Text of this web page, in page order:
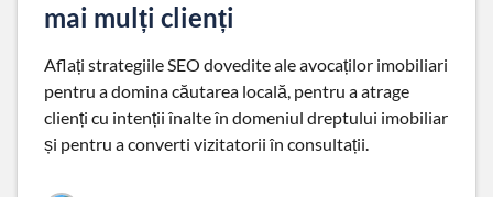
mai mulți clienți
Aflați strategiile SEO dovedite ale avocaților imobiliari
pentru a domina căutarea locală, pentru a atrage
clienți cu intenții înalte în domeniul dreptului imobiliar
și pentru a converti vizitatorii în consultații.